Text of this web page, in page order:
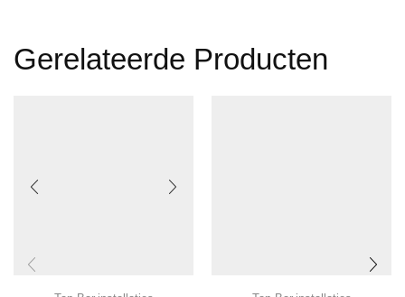
Gerelateerde Producten